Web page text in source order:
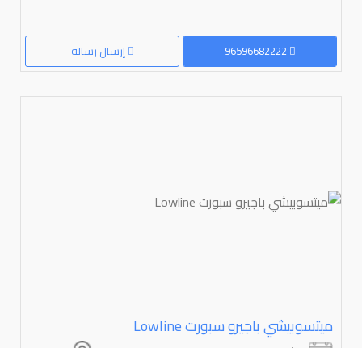
إرسال رسالة 96596682222
ميتسوبيشي باجيرو سبورت ⁦Lowline⁩